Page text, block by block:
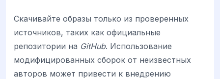
Скачивайте образы только из проверенных
источников, таких как официальные
репозитории на GitHub. Использование
модифицированных сборок от неизвестных
авторов может привести к внедрению